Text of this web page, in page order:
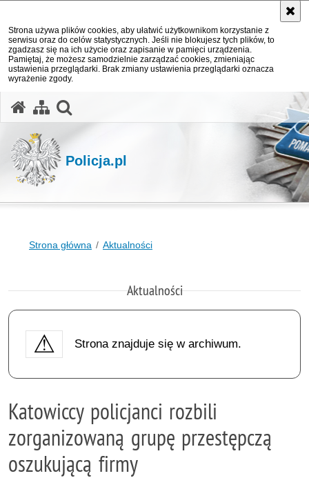
Strona używa plików cookies, aby ułatwić użytkownikom korzystanie z
serwisu oraz do celów statystycznych. Jeśli nie blokujesz tych plików, to
zgadzasz się na ich użycie oraz zapisanie w pamięci urządzenia.
Pamiętaj, że możesz samodzielnie zarządzać cookies, zmieniając
ustawienia przeglądarki. Brak zmiany ustawienia przeglądarki oznacza
wyrażenie zgody.
Policja.pl
Strona główna Aktualności
Aktualności
Strona znajduje się w archiwum.
Katowiccy policjanci rozbili
zorganizowaną grupę przestępczą
oszukującą firmy